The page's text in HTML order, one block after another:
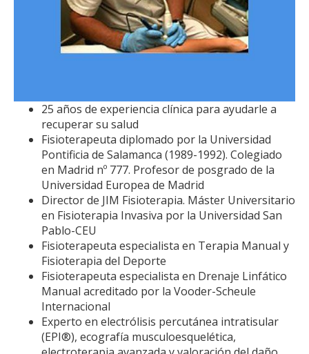
25 años de experiencia clínica para ayudarle a
recuperar su salud
Fisioterapeuta diplomado por la Universidad
Pontificia de Salamanca (1989-1992). Colegiado
en Madrid nº 777. Profesor de posgrado de la
Universidad Europea de Madrid
Director de JIM Fisioterapia. Máster Universitario
en Fisioterapia Invasiva por la Universidad San
Pablo-CEU
Fisioterapeuta especialista en Terapia Manual y
Fisioterapia del Deporte
Fisioterapeuta especialista en Drenaje Linfático
Manual acreditado por la Vooder-Scheule
Internacional
Experto en electrólisis percutánea intratisular
(EPI®), ecografía musculoesquelética,